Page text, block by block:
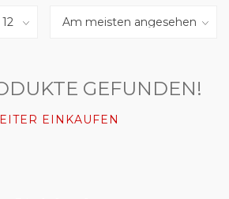
GEFUNDEN!
EINKAUFEN